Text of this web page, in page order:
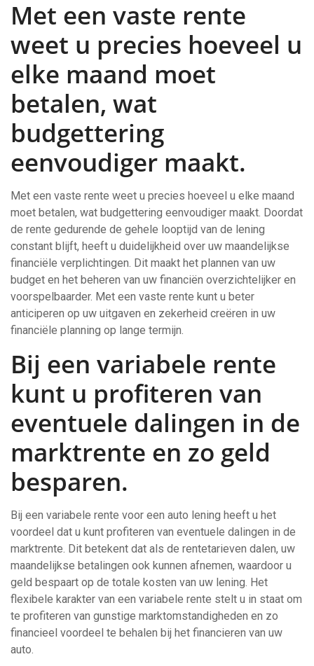
Met een vaste rente
weet u precies hoeveel u
elke maand moet
betalen, wat
budgettering
eenvoudiger maakt.
Met een vaste rente weet u precies hoeveel u elke maand
moet betalen, wat budgettering eenvoudiger maakt. Doordat
de rente gedurende de gehele looptijd van de lening
constant blijft, heeft u duidelijkheid over uw maandelijkse
financiële verplichtingen. Dit maakt het plannen van uw
budget en het beheren van uw financiën overzichtelijker en
voorspelbaarder. Met een vaste rente kunt u beter
anticiperen op uw uitgaven en zekerheid creëren in uw
financiële planning op lange termijn.
Bij een variabele rente
kunt u profiteren van
eventuele dalingen in de
marktrente en zo geld
besparen.
Bij een variabele rente voor een auto lening heeft u het
voordeel dat u kunt profiteren van eventuele dalingen in de
marktrente. Dit betekent dat als de rentetarieven dalen, uw
maandelijkse betalingen ook kunnen afnemen, waardoor u
geld bespaart op de totale kosten van uw lening. Het
flexibele karakter van een variabele rente stelt u in staat om
te profiteren van gunstige marktomstandigheden en zo
financieel voordeel te behalen bij het financieren van uw
auto.